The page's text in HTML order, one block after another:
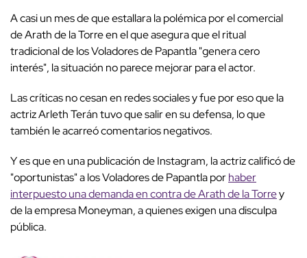
A casi un mes de que estallara la polémica por el comercial
de Arath de la Torre en el que asegura que el ritual
tradicional de los Voladores de Papantla "genera cero
interés", la situación no parece mejorar para el actor.
Las críticas no cesan en redes sociales y fue por eso que la
actriz Arleth Terán tuvo que salir en su defensa, lo que
también le acarreó comentarios negativos.
Y es que en una publicación de Instagram, la actriz calificó de
"oportunistas" a los Voladores de Papantla porhaber
interpuesto una demanda en contra de Arath de la Torrey
de la empresa Moneyman, a quienes exigen una disculpa
pública.